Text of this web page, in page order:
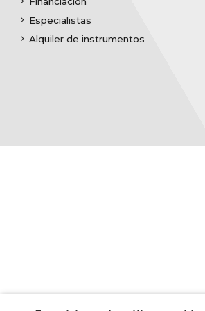
Especialistas
Alquiler de instrumentos